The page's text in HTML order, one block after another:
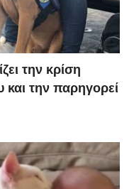
την κρίση
και την παρηγορεί